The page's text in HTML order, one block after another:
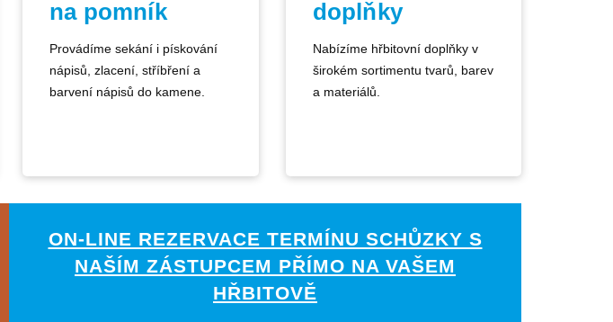
na pomník
Provádíme sekání i pískování
nápisů, zlacení, stříbření a
barvení nápisů do kamene.
doplňky
Nabízíme hřbitovní doplňky v
širokém sortimentu tvarů, barev
a materiálů.
ON-LINE REZERVACE TERMÍNU SCHŮZKY S
NAŠÍM ZÁSTUPCEM PŘÍMO NA VAŠEM
HŘBITOVĚ